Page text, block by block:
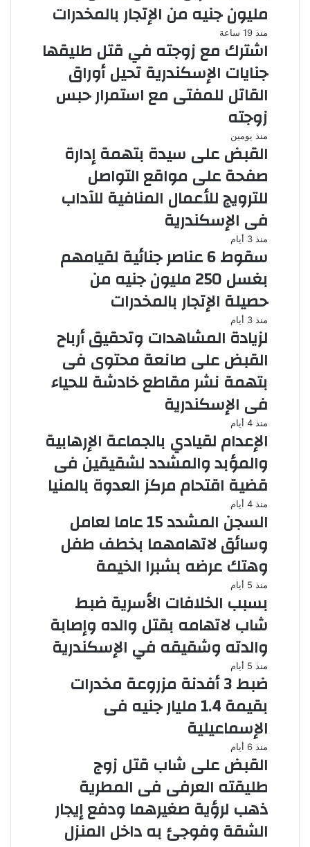
مليون جنيه من الإتجار بالمخدرات
منذ 19 ساعة
اشترك مع زوجته في قتل طليقها
جنايات الإسكندرية تحيل أوراق
القاتل للمفتى مع استمرار حبس
زوجته
منذ يومين
القبض على سيدة بتهمة إدارة
صفحة على مواقع التواصل
للترويج للأعمال المنافية للآداب
فى الإسكندرية
منذ 3 أيام
سقوط 6 عناصر جنائية لقيامهم
بغسل 250 مليون جنيه من
حصيلة الإتجار بالمخدرات
منذ 3 أيام
لزيادة المشاهدات وتحقيق أرباح
القبض على صانعة محتوى فى
بتهمة نشر مقاطع خادشة للحياء
فى الإسكندرية
منذ 4 أيام
الإعدام لقيادي بالجماعة الإرهابية
والمؤبد والمشدد لشقيقين فى
قضية اقتحام مركز العدوة بالمنيا
منذ 4 أيام
السجن المشدد 15 عاما لعامل
وسائق لاتهامهما بخطف طفل
وهتك عرضه بشبرا الخيمة
منذ 5 أيام
بسبب الخلافات الأسرية ضبط
شاب لاتهامه بقتل والده وإصابة
والدته وشقيقه في الإسكندرية
منذ 5 أيام
ضبط 3 أفدنة مزروعة مخدرات
بقيمة 1.4 مليار جنيه فى
الإسماعيلية
منذ 6 أيام
القبض على شاب قتل زوج
طليقته العرفى فى المطرية
ذهب لرؤية صغيرهما ودفع إيجار
الشقة وفوجئ به داخل المنزل